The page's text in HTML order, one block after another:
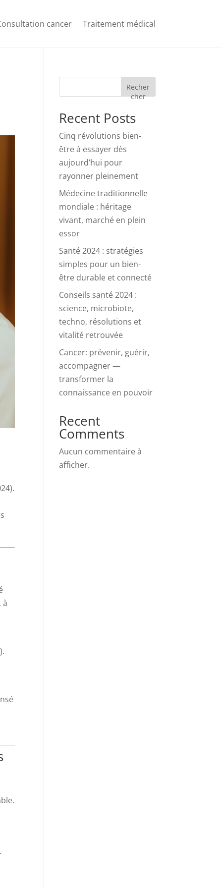
cancer Traitement médical
à
Recher
cher
Recent Posts
Cinq révolutions bien-
être à essayer dès
aujourd’hui pour
rayonner pleinement
Médecine traditionnelle
mondiale : héritage
vivant, marché en plein
essor
Santé 2024 : stratégies
simples pour un bien-
être durable et connecté
Conseils santé 2024 :
science, microbiote,
techno, résolutions et
vitalité retrouvée
Cancer: prévenir, guérir,
accompagner —
transformer la
connaissance en pouvoir
Recent
Comments
Aucun commentaire à
afficher.